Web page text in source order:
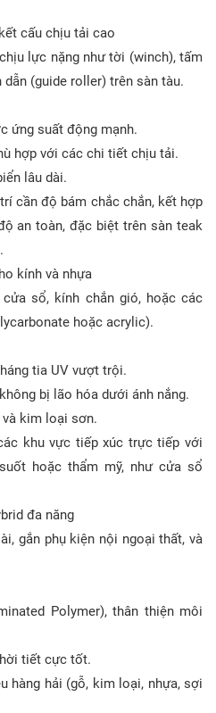
cấu chịu tải cao
lực nặng như tời (winch), tấm
(guide roller) trên sàn tàu.
ứng suất động mạnh.
hợp với các chi tiết chịu tải.
lâu dài.
cần độ bám chắc chắn, kết hợp
an toàn, đặc biệt trên sàn teak
kính và nhựa
cửa sổ, kính chắn gió, hoặc các
hoặc acrylic).
tia UV vượt trội.
bị lão hóa dưới ánh nắng.
kim loại sơn.
khu vực tiếp xúc trực tiếp với
hoặc thẩm mỹ, như cửa sổ
đa năng
gắn phụ kiện nội ngoại thất, và
Polymer), thân thiện môi
tiết cực tốt.
hàng hải (gỗ, kim loại, nhựa, sợi